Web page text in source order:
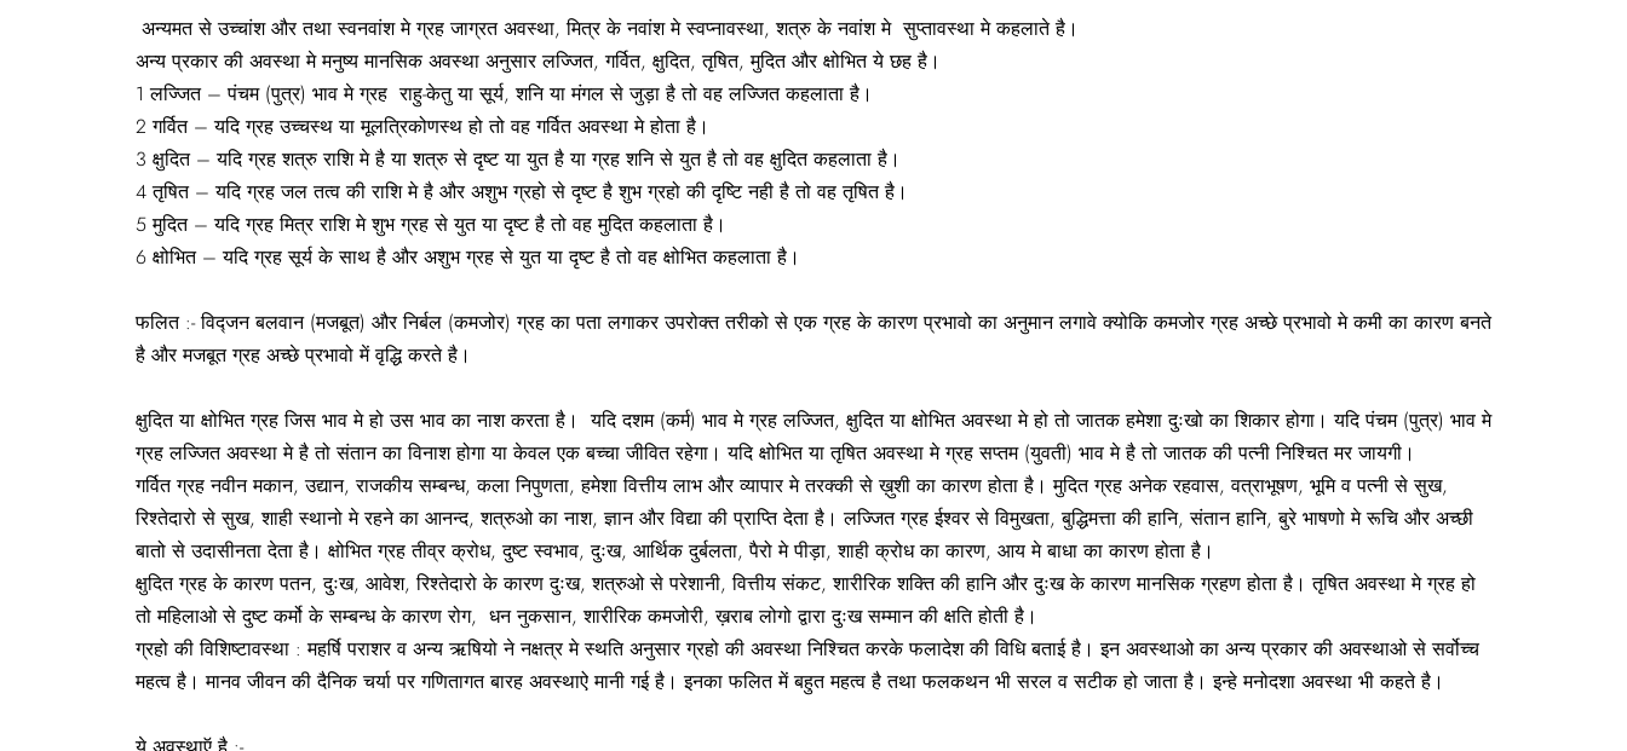
अन्यमत से उच्चांश और तथा स्वनवांश मे ग्रह जाग्रत अवस्था, मित्र के नवांश मे स्वप्नावस्था, शत्रु के नवांश मे सुप्तावस्था मे कहलाते है।
अन्य प्रकार की अवस्था मे मनुष्य मानसिक अवस्था अनुसार लज्जित, गर्वित, क्षुदित, तृषित, मुदित और क्षोभित ये छह है।
1 लज्जित – पंचम (पुत्र) भाव मे ग्रह राहु-केतु या सूर्य, शनि या मंगल से जुड़ा है तो वह लज्जित कहलाता है।
2 गर्वित – यदि ग्रह उच्चस्थ या मूलत्रिकोणस्थ हो तो वह गर्वित अवस्था मे होता है।
3 क्षुदित – यदि ग्रह शत्रु राशि मे है या शत्रु से दृष्ट या युत है या ग्रह शनि से युत है तो वह क्षुदित कहलाता है।
4 तृषित – यदि ग्रह जल तत्व की राशि मे है और अशुभ ग्रहो से दृष्ट है शुभ ग्रहो की दृष्टि नही है तो वह तृषित है।
5 मुदित – यदि ग्रह मित्र राशि मे शुभ ग्रह से युत या दृष्ट है तो वह मुदित कहलाता है।
6 क्षोभित – यदि ग्रह सूर्य के साथ है और अशुभ ग्रह से युत या दृष्ट है तो वह क्षोभित कहलाता है।
फलित :- विद्जन बलवान (मजबूत) और निर्बल (कमजोर) ग्रह का पता लगाकर उपरोक्त तरीको से एक ग्रह के कारण प्रभावो का अनुमान लगावे क्योकि कमजोर ग्रह अच्छे प्रभावो मे कमी का कारण बनते
है और मजबूत ग्रह अच्छे प्रभावो में वृद्धि करते है।
क्षुदित या क्षोभित ग्रह जिस भाव मे हो उस भाव का नाश करता है। यदि दशम (कर्म) भाव मे ग्रह लज्जित, क्षुदित या क्षोभित अवस्था मे हो तो जातक हमेशा दुःखो का शिकार होगा। यदि पंचम (पुत्र) भाव मे
ग्रह लज्जित अवस्था मे है तो संतान का विनाश होगा या केवल एक बच्चा जीवित रहेगा। यदि क्षोभित या तृषित अवस्था मे ग्रह सप्तम (युवती) भाव मे है तो जातक की पत्नी निश्चित मर जायगी।
गर्वित ग्रह नवीन मकान, उद्यान, राजकीय सम्बन्ध, कला निपुणता, हमेशा वित्तीय लाभ और व्यापार मे तरक्की से ख़ुशी का कारण होता है। मुदित ग्रह अनेक रहवास, वत्राभूषण, भूमि व पत्नी से सुख,
रिश्तेदारो से सुख, शाही स्थानो मे रहने का आनन्द, शत्रुओ का नाश, ज्ञान और विद्या की प्राप्ति देता है। लज्जित ग्रह ईश्वर से विमुखता, बुद्धिमत्ता की हानि, संतान हानि, बुरे भाषणो मे रूचि और अच्छी
बातो से उदासीनता देता है। क्षोभित ग्रह तीव्र क्रोध, दुष्ट स्वभाव, दुःख, आर्थिक दुर्बलता, पैरो मे पीड़ा, शाही क्रोध का कारण, आय मे बाधा का कारण होता है।
क्षुदित ग्रह के कारण पतन, दुःख, आवेश, रिश्तेदारो के कारण दुःख, शत्रुओ से परेशानी, वित्तीय संकट, शारीरिक शक्ति की हानि और दुःख के कारण मानसिक ग्रहण होता है। तृषित अवस्था मे ग्रह हो
तो महिलाओ से दुष्ट कर्मो के सम्बन्ध के कारण रोग, धन नुकसान, शारीरिक कमजोरी, ख़राब लोगो द्वारा दुःख सम्मान की क्षति होती है।
ग्रहो की विशिष्टावस्था : महर्षि पराशर व अन्य ऋषियो ने नक्षत्र मे स्थति अनुसार ग्रहो की अवस्था निश्चित करके फलादेश की विधि बताई है। इन अवस्थाओ का अन्य प्रकार की अवस्थाओ से सर्वोच्च
महत्व है। मानव जीवन की दैनिक चर्या पर गणितागत बारह अवस्थाऐ मानी गई है। इनका फलित में बहुत महत्व है तथा फलकथन भी सरल व सटीक हो जाता है। इन्हे मनोदशा अवस्था भी कहते है।